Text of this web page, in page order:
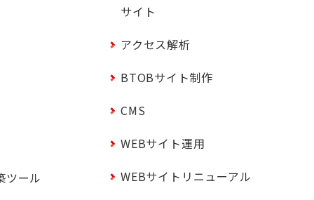
ツール
サイト
アクセス解析
BTOBサイト制作
CMS
WEBサイト運用
WEBサイトリニューアル